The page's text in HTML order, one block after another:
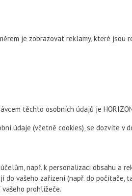
je zobrazovat reklamy, které
těchto osobních údajů je
údaje (včetně cookies), se dozvíte v
např. k personalizaci obsahu
vašeho zařízení (např. do
prohlížeče.